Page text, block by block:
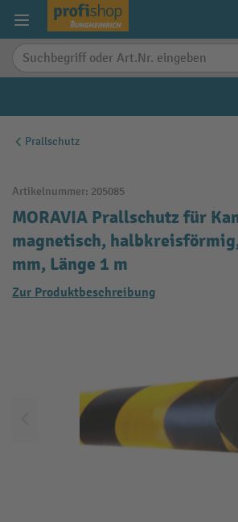
springen
Prallschutz
Artikelnummer: 205085
MORAVIA Prallschutz für
magnetisch,
mm, Länge 1 m
Zur Produktbeschreibung